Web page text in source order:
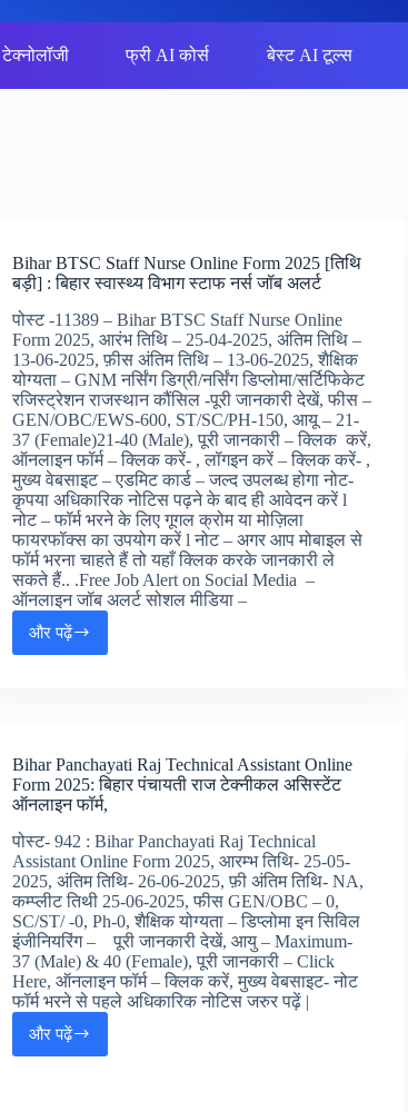
टेक्नोलॉजी फ्री AI कोर्स बेस्ट AI टूल्स
Bihar BTSC Staff Nurse Online Form 2025 [तिथि
बड़ी] : बिहार स्वास्थ्य विभाग स्टाफ नर्स जॉब अलर्ट
पोस्ट -11389 – Bihar BTSC Staff Nurse Online
Form 2025, आरंभ तिथि – 25-04-2025, अंतिम तिथि –
13-06-2025, फ़ीस अंतिम तिथि – 13-06-2025, शैक्षिक
योग्यता – GNM नर्सिंग डिग्री/नर्सिंग डिप्लोमा/सर्टिफिकेट
रजिस्ट्रेशन राजस्थान कौंसिल -पूरी जानकारी देखें, फीस –
GEN/OBC/EWS-600, ST/SC/PH-150, आयू – 21-
37 (Female)21-40 (Male), पूरी जानकारी – क्लिक करें,
ऑनलाइन फॉर्म – क्लिक करें- , लॉगइन करें – क्लिक करें- ,
मुख्य वेबसाइट – एडमिट कार्ड – जल्द उपलब्ध होगा नोट-
कृपया अधिकारिक नोटिस पढ़ने के बाद ही आवेदन करें l
नोट – फॉर्म भरने के लिए गूगल क्रोम या मोज़िला
फायरफॉक्स का उपयोग करें l नोट – अगर आप मोबाइल से
फॉर्म भरना चाहते हैं तो यहाँ क्लिक करके जानकारी ले
सकते हैं.. .Free Job Alert on Social Media –
ऑनलाइन जॉब अलर्ट सोशल मीडिया –
और पढ़ेंBihar
2025
[तिथि
बड़ी]
:
बिहार
स्वास्थ्य
विभाग
स्टाफ
नर्स
जॉब
अलर्ट
Bihar Panchayati Raj Technical Assistant Online
Form 2025: बिहार पंचायती राज टेक्नीकल असिस्टेंट
ऑनलाइन फॉर्म,
पोस्ट- 942 : Bihar Panchayati Raj Technical
Assistant Online Form 2025, आरम्भ तिथि- 25-05-
2025, अंतिम तिथि- 26-06-2025, फ़ी अंतिम तिथि- NA,
कम्प्लीट तिथी 25-06-2025, फीस GEN/OBC – 0,
SC/ST/ -0, Ph-0, शैक्षिक योग्यता – डिप्लोमा इन सिविल
इंजीनियरिंग – पूरी जानकारी देखें, आयु – Maximum-
37 (Male) & 40 (Female), पूरी जानकारी – Click
Here, ऑनलाइन फॉर्म – क्लिक करें, मुख्य वेबसाइट- नोट
फॉर्म भरने से पहले अधिकारिक नोटिस जरुर पढ़ें |
और पढ़ेंBihar
Panchayati